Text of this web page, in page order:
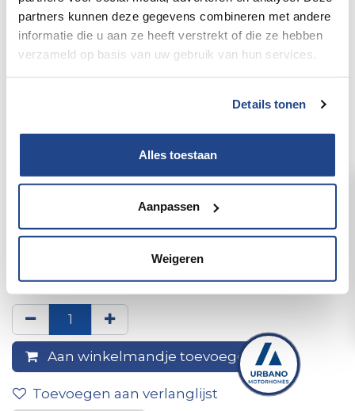
partners kunnen deze gegevens combineren met andere
informatie die u aan ze heeft verstrekt of die ze hebben
verzameld op basis van uw gebruik van hun services.
Details tonen
Alles toestaan
Aanpassen
Weigeren
100w flexibel daglicht paneel
afm: 1060 x 540 x 3mm
Aan winkelmandje toevoegen
Toevoegen aan verlanglijst